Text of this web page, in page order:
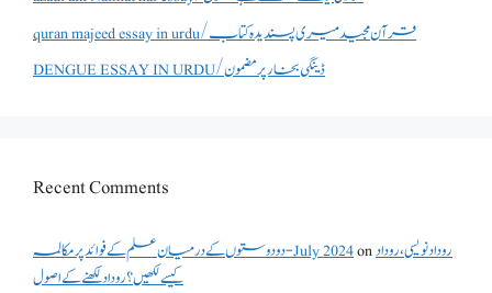
quran majeed essay in urdu/قرآن مجید میری پسندیدہ کتاب
DENGUE ESSAY IN URDU/ڈینگی بخار پر مضمون
Recent Comments
دو دوستوں کے درمیان علم کے فوائد پر مکالمہ - July 2024onروداد نویسی ،روداد
کیسے لکھیں؟ روداد لکھنے کے اصول